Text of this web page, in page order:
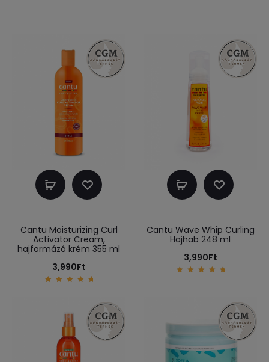
Kosárba
Cantu Moisturizing Curl
Activator Cream,
hajformázó krém 355 ml
3,990Ft
Kosárba
Cantu Wave Whip Curling
Hajhab 248 ml
3,990Ft